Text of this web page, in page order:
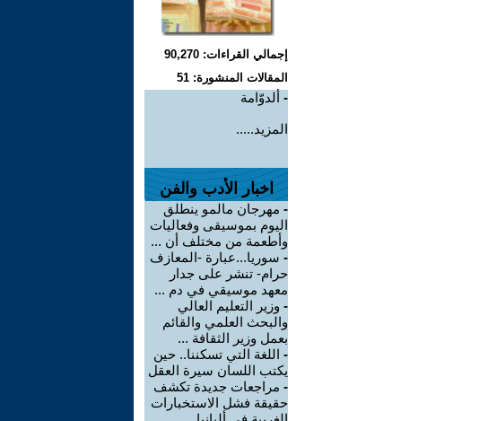
إجمالي القراءات: 90,270
المقالات المنشورة: 51
- ألدوّامة
المزيد.....
اخبار الأدب والفن
- مهرجان مالمو ينطلق
اليوم بموسيقى وفعاليات
وأطعمة من مختلف أن ...
- سوريا...عبارة -المعازف
حرام- تنشر على جدار
معهد موسيقي في دم ...
- وزير التعليم العالي
والبحث العلمي والقائم
بعمل وزير الثقافة ...
- اللغة التي تسكننا.. حين
يكتب اللسان سيرة العقل
- مراجعات جديدة تكشف
حقيقة فشل الاستخبارات